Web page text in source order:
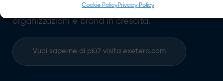
Cookie PolicyPrivacy Policy
commerce e delle strategie digitali per aziende,
organizzazioni e brand in crescita.
Vuoi saperne di più? visita exetera.com